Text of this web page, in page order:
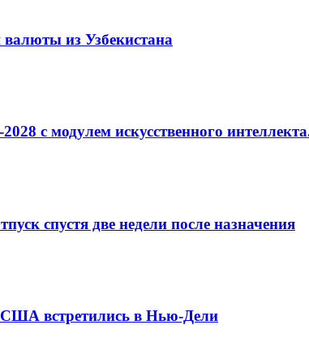
из Узбекистана
с модулем искусственного
спустя две недели после назначения
США встретились в Нью-Дели